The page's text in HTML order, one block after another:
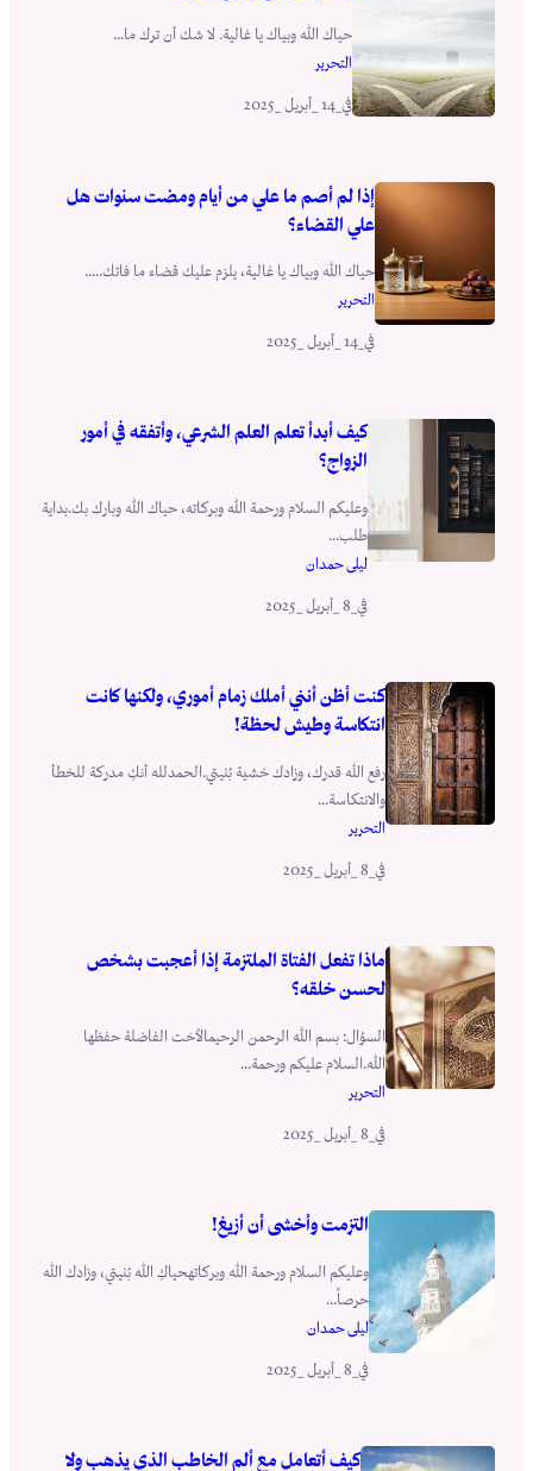
حياك الله وبياك يا غالية. لا شك أن ترك ما...
التحرير
في
إذا لم أصم ما علي من أيام ومضت سنوات هل
علي القضاء؟
حياك الله وبياك يا غالية، يلزم عليك قضاء ما فاتك.....
التحرير
في _14 _أبريل _2025
كيف أبدأ تعلم العلم الشرعي، وأتفقه في أمور
الزواج؟
وعليكم السلام ورحمة الله وبركاته، حياك الله وبارك بك.بداية
طلب...
ليلى حمدان
في
كنت أظن أنني أملك زمام أموري، ولكنها كانت
انتكاسة وطيش لحظة!
رفع الله قدرك، وزادك خشية بُنيتي.الحمدلله أنكِ مدركة للخطأ
والانتكاسة...
التحرير
في_8 _أبريل _2025
ماذا تفعل الفتاة الملتزمة إذا أعجبت بشخص
لحسن خلقه؟
السؤال: بسم الله الرحمن الرحيمالأخت الفاضلة حفظها
الله.السلام عليكم ورحمة...
التحرير
في
التزمت وأخشى أن أزيغ!
وعليكم السلام ورحمة الله وبركاتهحياكِ الله بُنيتي، وزادك الله
حرصاً...
ليلى حمدان
في
كيف أتعامل مع ألم الخاطب الذي يذهب ولا